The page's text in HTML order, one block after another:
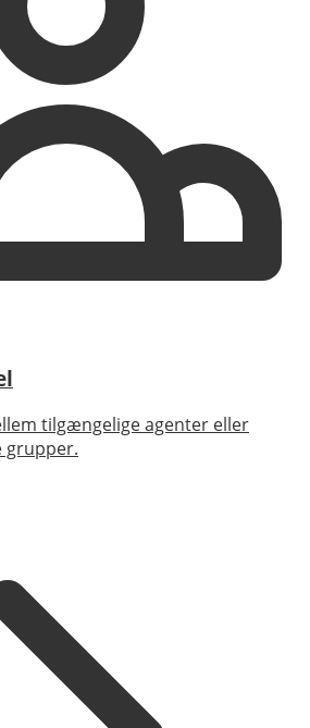
tilgængelige agenter eller
grupper.